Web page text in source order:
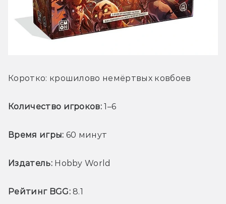
Коротко: крошилово немёртвых ковбоев
Количество игроков: 1–6
Время игры: 60 минут
Издатель: Hobby World
Рейтинг BGG: 8.1